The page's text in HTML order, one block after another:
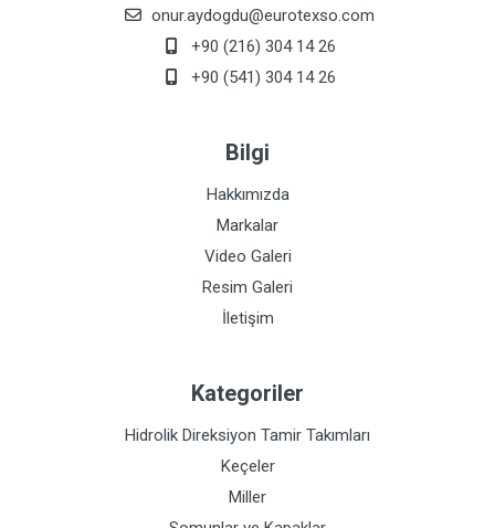
onur.aydogdu@eurotexso.com
+90 (216) 304 14 26
+90 (541) 304 14 26
Bilgi
Hakkımızda
Markalar
Video Galeri
Resim Galeri
İletişim
Kategoriler
Hidrolik Direksiyon Tamir Takımları
Keçeler
Miller